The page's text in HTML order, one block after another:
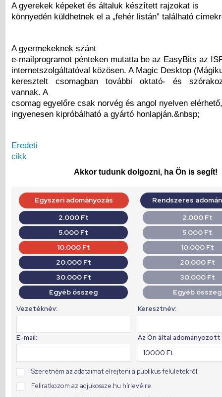
A gyerekek képeket és általuk készített rajzokat is
könnyedén küldhetnek el a „fehér listán” található
A gyermekeknek szánt
e-mailprogramot pénteken mutatta be az EasyBits az
internetszolgáltatóval közösen. A Magic Desktop
keresztelt csomagban további oktató- és
vannak. A
csomag egyelőre csak norvég és angol nyelven
ingyenesen kipróbálható a gyártó honlapján.&nbsp;
Eredeti
cikk
Akkor tudunk dolgozni, ha Ön is segít!